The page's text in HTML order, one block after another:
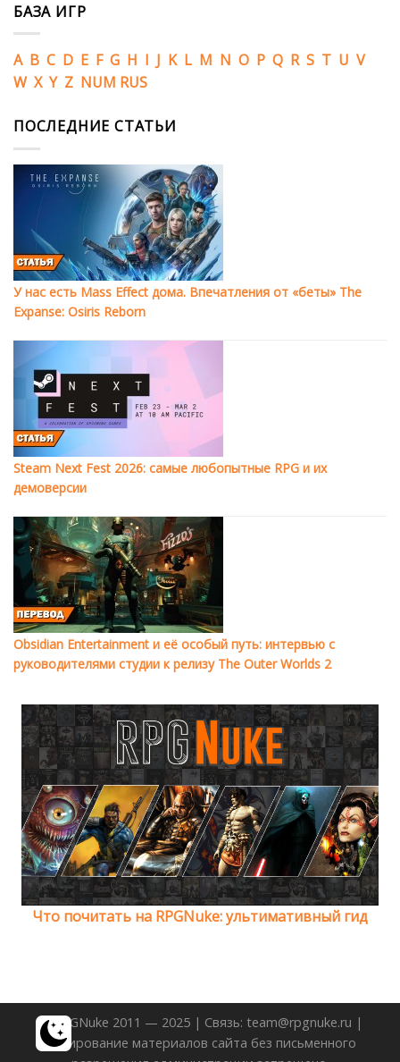
БАЗА ИГР
A B C D E F G H I J K L M N O P Q R S T U V
W X Y Z NUM RUS
ПОСЛЕДНИЕ СТАТЬИ
У нас есть Mass Effect дома. Впечатления от «беты» The
Expanse: Osiris Reborn
Steam Next Fest 2026: самые любопытные RPG и их
демоверсии
Obsidian Entertainment и её особый путь: интервью с
руководителями студии к релизу The Outer Worlds 2
Что почитать на RPGNuke: ультимативный гид
© RPGNuke 2011 — 2025 | Связь: team@rpgnuke.ru |
Копирование материалов сайта без письменного